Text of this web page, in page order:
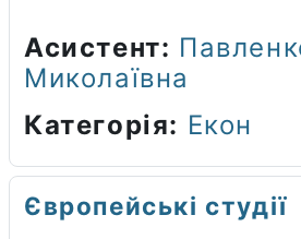
Асистент:
Миколаївна
Категорія: Екон
Європейські студії